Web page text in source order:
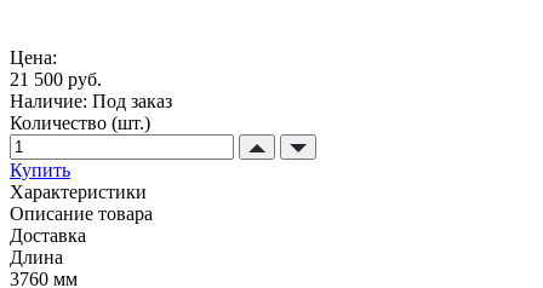
Цена:
21 500 руб.
Наличие: Под заказ
Количество (шт.)
Купить
Характеристики
Описание товара
Доставка
Длина
3760 мм